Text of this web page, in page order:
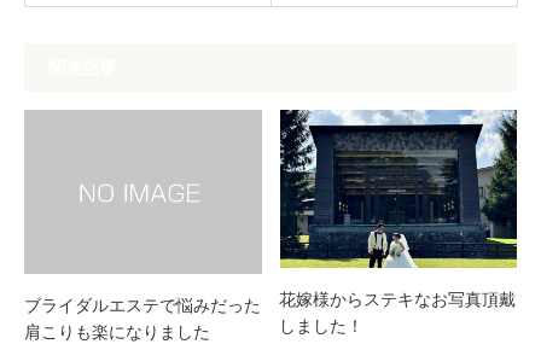
ブライダルエステで悩みだった
肩こりも楽になりました
花嫁様からステキなお写真頂戴
しました！